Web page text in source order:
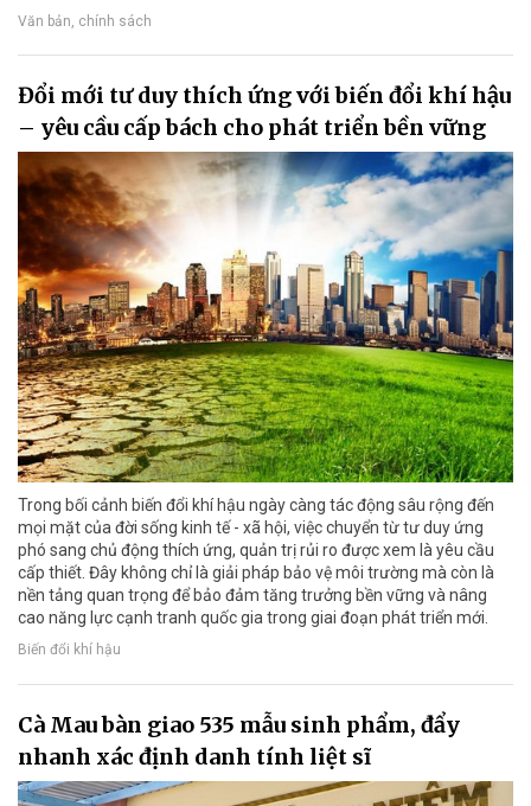
Văn bản, chính sách
Đổi mới tư duy thích ứng với biến đổi khí hậu
– yêu cầu cấp bách cho phát triển bền vững
Trong bối cảnh biến đổi khí hậu ngày càng tác động sâu rộng đến
mọi mặt của đời sống kinh tế - xã hội, việc chuyển từ tư duy ứng
phó sang chủ động thích ứng, quản trị rủi ro được xem là yêu cầu
cấp thiết. Đây không chỉ là giải pháp bảo vệ môi trường mà còn là
nền tảng quan trọng để bảo đảm tăng trưởng bền vững và nâng
cao năng lực cạnh tranh quốc gia trong giai đoạn phát triển mới.
Biến đổi khí hậu
Cà Mau bàn giao 535 mẫu sinh phẩm, đẩy
nhanh xác định danh tính liệt sĩ